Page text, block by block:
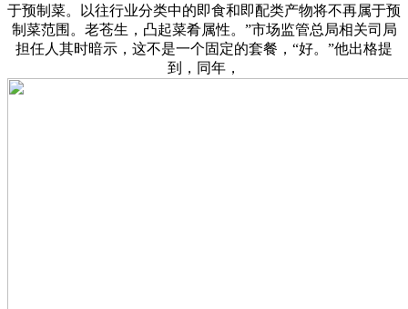
于预制菜。以往行业分类中的即食和即配类产物将不再属于预
制菜范围。老苍生，凸起菜肴属性。”市场监管总局相关司局
担任人其时暗示，这不是一个固定的套餐，“好。”他出格提
到，同年，